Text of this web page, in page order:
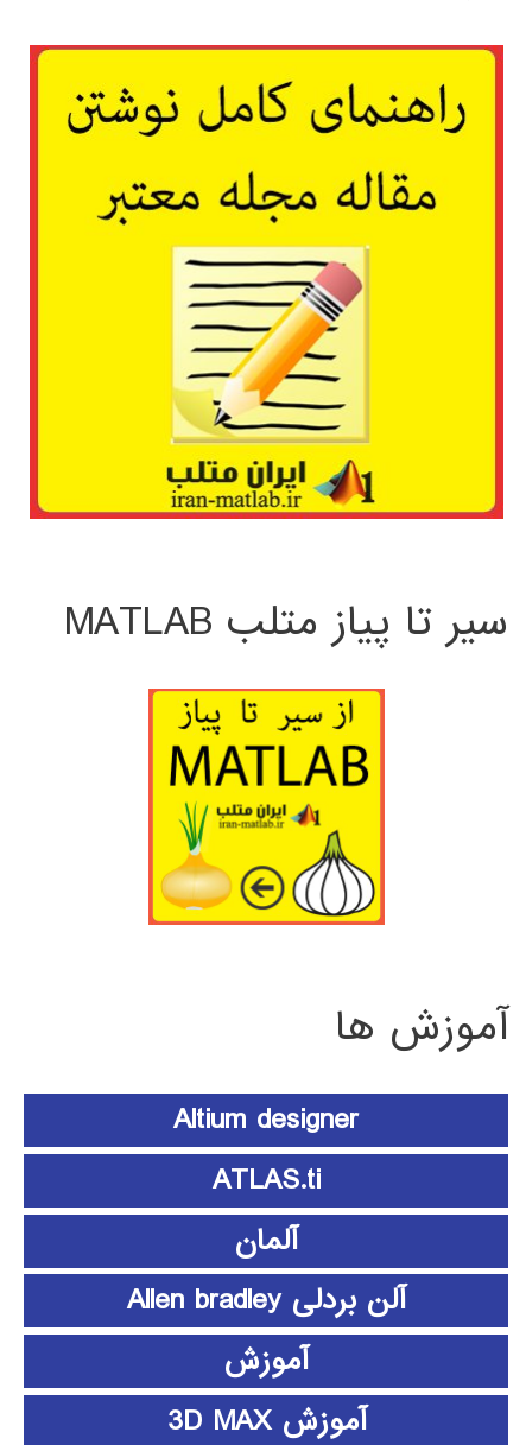
سیر تا پیاز متلب MATLAB
آموزش ها
Altium designer
ATLAS.ti
آلمان
آلن بردلی Allen bradley
آموزش
آموزش 3D MAX